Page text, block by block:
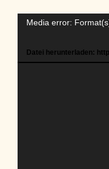
Video-
Media error:
Datei herunterladen: